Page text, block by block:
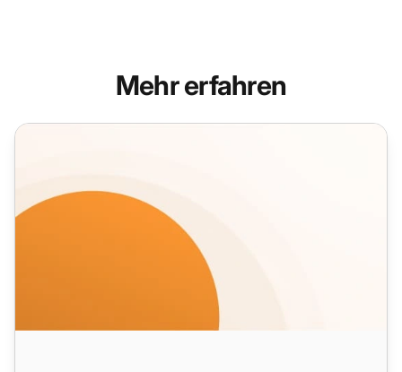
Mehr erfahren
Newsletter-E-Mail-Vorlagen